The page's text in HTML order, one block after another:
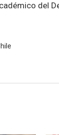
del